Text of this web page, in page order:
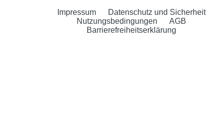
Impressum
Datenschutz und Sicherheit
Nutzungsbedingungen
AGB
Barrierefreiheitserklärung